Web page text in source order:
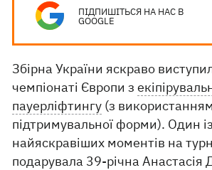
ПІДПИШІТЬСЯ НА НАС В
GOOGLE
Збірна України яскраво
чемпіонаті Європи з
пауерліфтингу (з
підтримувальної форми). Один із
найяскравіших моментів на
подарувала 39-річна Анастасія